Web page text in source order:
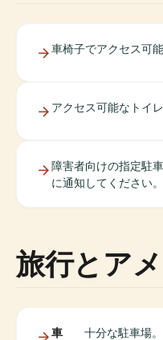
車椅子でアクセス可
アクセス可能なトイ
障害者向けの指定駐
に通知してください。
旅行とア
車
十分な駐車場